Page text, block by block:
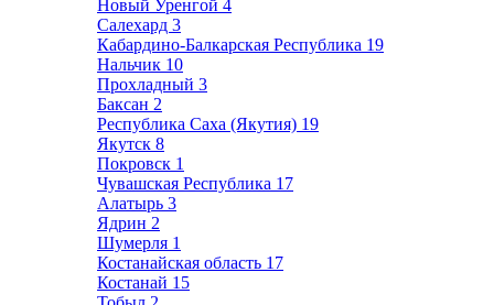
Новый Уренгой 4
Салехард 3
Кабардино-Балкарская Республика 19
Нальчик 10
Прохладный 3
Баксан 2
Республика Саха (Якутия) 19
Якутск 8
Покровск 1
Чувашская Республика 17
Алатырь 3
Ядрин 2
Шумерля 1
Костанайская область 17
Костанай 15